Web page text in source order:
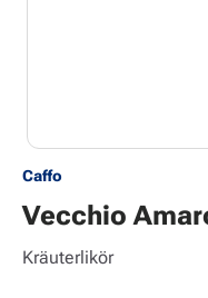
Caffo
Vecchio
Kräuterlikör